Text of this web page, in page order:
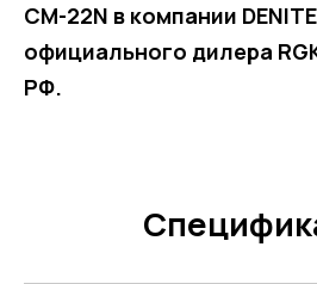
CM-22N в компании
официального дилера
РФ.